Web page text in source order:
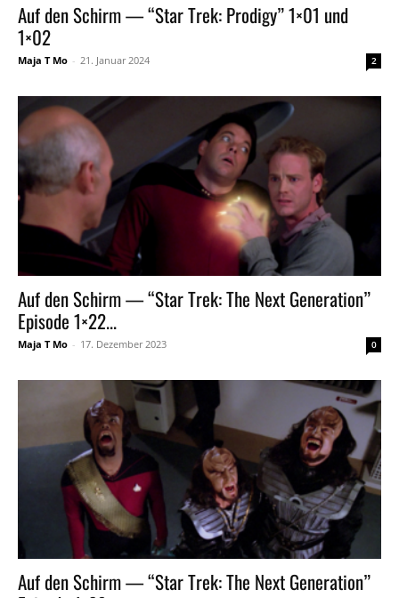
Auf den Schirm — “Star Trek: Prodigy” 1×01 und
1×02
Maja T Mo - 21. Januar 2024 2
Auf den Schirm — “Star Trek: The Next Generation”
Episode 1×22...
Maja T Mo - 17. Dezember 2023 0
Auf den Schirm — “Star Trek: The Next Generation”